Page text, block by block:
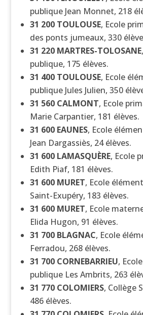
publique Jean Monnet, 218
31 200 TOULOUSE, Ecole
des ponts jumeaux, 330
31 220 MARTRES-TOLOSANE
publique, 175 élèves.
31 400 TOULOUSE, Ecole
publique Jules Julien, 350
31 560 CALMONT, Ecole
Marie Carpantier, 181 élèves.
31 600 EAUNES, Ecole
Jean Dargassiès, 24 élèves.
31 600 LAMASQUÈRE, Ecole
Edith Piaf, 181 élèves.
31 600 MURET, Ecole
Saint-Exupéry, 183 élèves.
31 600 MURET, Ecole
Elida Hugon, 91 élèves.
31 700 BLAGNAC, Ecole
Ferradou, 268 élèves.
31 700 CORNEBARRIEU,
publique Les Ambrits, 263
31 770 COLOMIERS, Collège
486 élèves.